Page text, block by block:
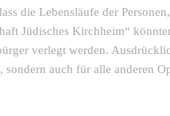
die Lebensläufe der
Jüdisches Kirchheim“
verlegt werden.
auch für alle anderen